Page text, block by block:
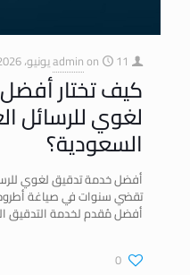
adminon 11 يونيو، 2026
كيف تختار
لغوي للرسائل
السعودية؟
أفضل خدمة تدقيق لغوي
تقضي سنوات في صياغة
أفضل مُقدم لخدمة التدقيق
0